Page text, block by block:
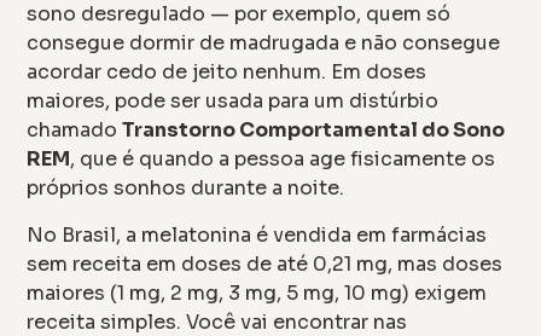
sono desregulado — por exemplo, quem só
consegue dormir de madrugada e não consegue
acordar cedo de jeito nenhum. Em doses
maiores, pode ser usada para um distúrbio
chamadoTranstorno Comportamental do Sono
REM, que é quando a pessoa age fisicamente os
próprios sonhos durante a noite.
No Brasil, a melatonina é vendida em farmácias
sem receita em doses de até 0,21 mg, mas doses
maiores (1 mg, 2 mg, 3 mg, 5 mg, 10 mg) exigem
receita simples. Você vai encontrar nas